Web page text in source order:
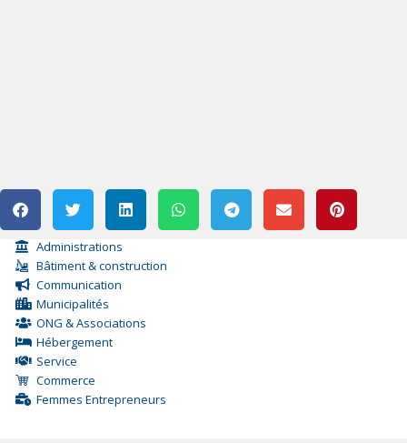
Administrations
Bâtiment & construction
Communication
Municipalités
ONG & Associations
Hébergement
Service
Commerce
Femmes Entrepreneurs